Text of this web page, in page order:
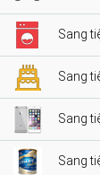
Sang
Sang
Sang
Sang